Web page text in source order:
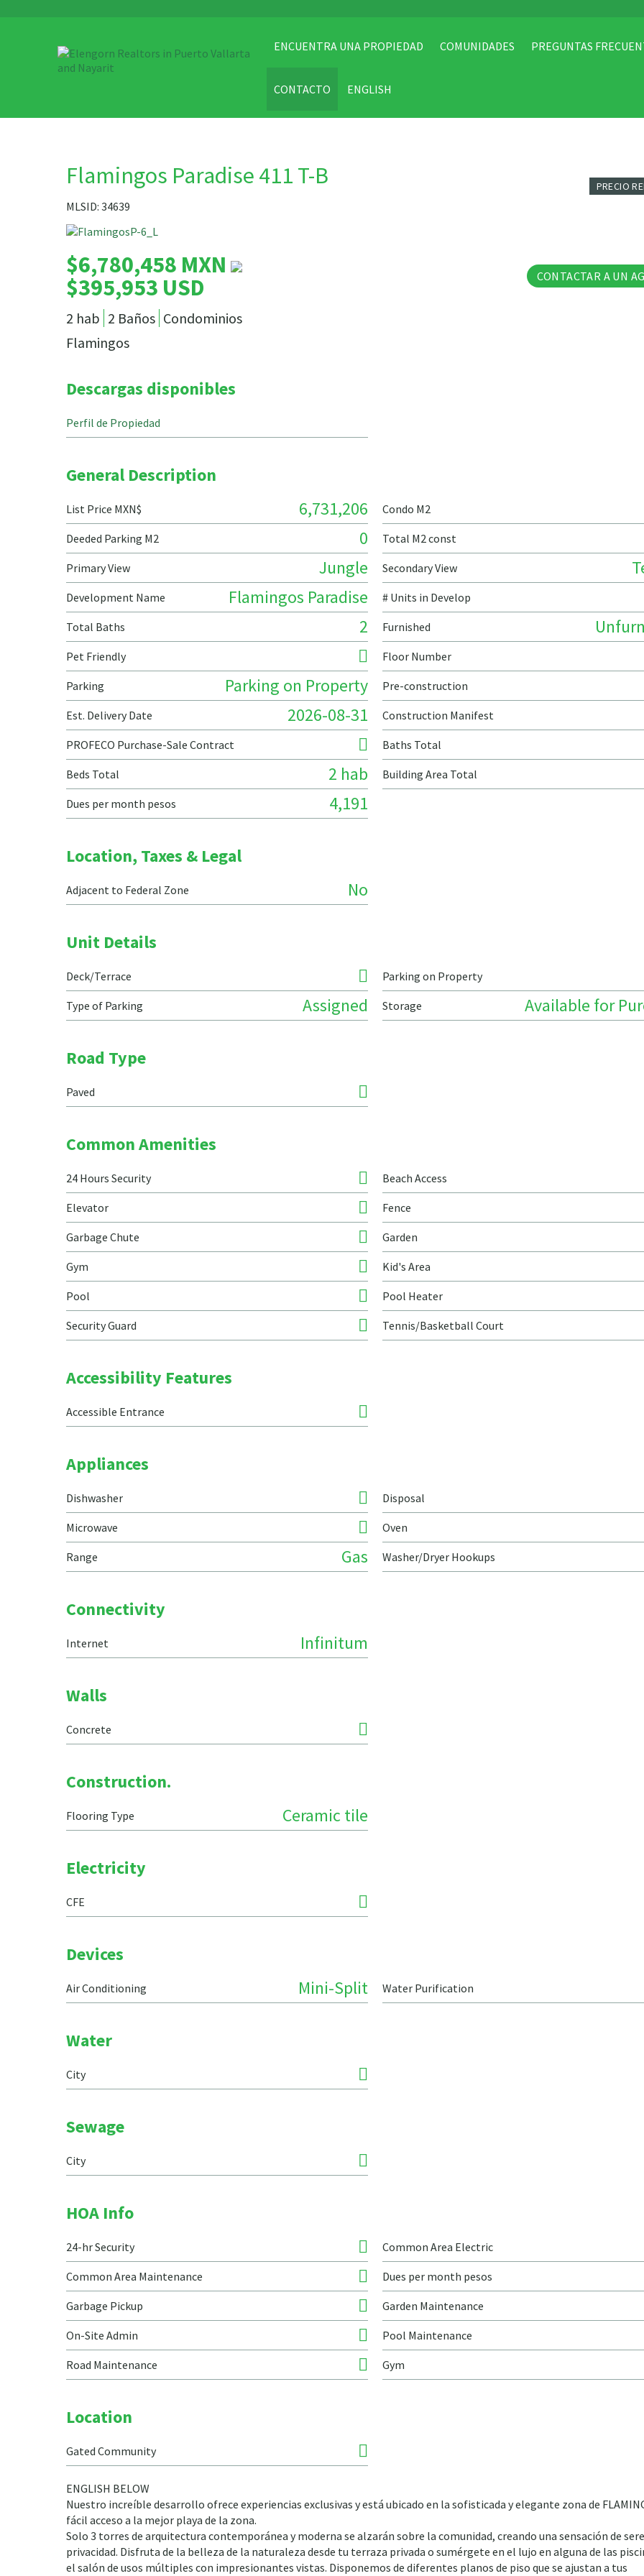
ENCUENTRA UNA PROPIEDAD COMUNIDADES PREGUNTAS
CONTACTO ENGLISH
Flamingos Paradise 411 T-B
MLSID: 34639
PRECIO
$6,780,458 MXN
$395,953 USD
CONTACTAR A UN
2 hab 2 Baños Condominios
Flamingos
Descargas disponibles
Perfil de Propiedad
General Description
List Price MXN$ 6,731,206 Condo M2
Deeded Parking M2 0 Total M2 const
Primary View Jungle Secondary View
Development Name Flamingos Paradise # Units in Develop
Total Baths 2 Furnished
Pet Friendly Floor Number
Parking Parking on Property Pre-construction
Est. Delivery Date 2026-08-31 Construction Manifest
PROFECO Purchase-Sale Contract Baths Total
Beds Total 2 hab Building Area Total
Dues per month pesos 4,191
Location, Taxes & Legal
Adjacent to Federal Zone No
Unit Details
Deck/Terrace Parking on Property
Type of Parking Assigned Storage Available for
Road Type
Paved
Common Amenities
24 Hours Security Beach Access
Elevator Fence
Garbage Chute Garden
Gym Kid's Area
Pool Pool Heater
Security Guard Tennis/Basketball Court
Accessibility Features
Accessible Entrance
Appliances
Dishwasher Disposal
Microwave Oven
Range Gas Washer/Dryer Hookups
Connectivity
Internet Infinitum
Walls
Concrete
Construction.
Flooring Type Ceramic tile
Electricity
CFE
Devices
Air Conditioning Mini-Split Water Purification
Water
City
Sewage
City
HOA Info
24-hr Security Common Area Electric
Common Area Maintenance Dues per month pesos
Garbage Pickup Garden Maintenance
On-Site Admin Pool Maintenance
Road Maintenance Gym
Location
Gated Community
ENGLISH BELOW
Nuestro increíble desarrollo ofrece experiencias exclusivas y está ubicado en la sofisticada y elegante zona de
fácil acceso a la mejor playa de la zona.
Solo 3 torres de arquitectura contemporánea y moderna se alzarán sobre la comunidad, creando una sensación de
privacidad. Disfruta de la belleza de la naturaleza desde tu terraza privada o sumérgete en el lujo en alguna de las
el salón de usos múltiples con impresionantes vistas. Disponemos de diferentes planos de piso que se ajustan a tus